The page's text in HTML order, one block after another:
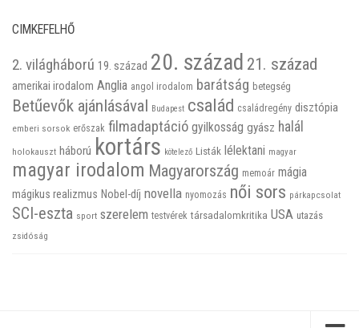
CIMKEFELHŐ
2. világháború 19. század 20. század 21. század
amerikai irodalom Anglia angol irodalom barátság betegség
Betűevők ajánlásával Budapest család családregény disztópia
emberi sorsok erőszak filmadaptáció gyilkosság gyász halál
holokauszt háború kortárs kötelező Listák lélektani magyar
magyar irodalom Magyarország memoár mágia
mágikus realizmus Nobel-díj novella nyomozás női sors párkapcsolat
SCI-eszta sport szerelem testvérek társadalomkritika USA utazás
zsidóság